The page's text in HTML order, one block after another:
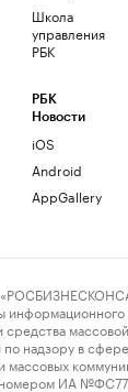
Школа
управления
РБК
РБК
Новости
iOS
Android
AppGallery
средства
надзору в сфере
массовых
ИА